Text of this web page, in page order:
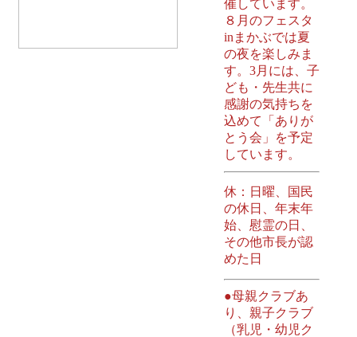
催しています。
８月のフェスタ
inまかぶでは夏
の夜を楽しみま
す。3月には、子
ども・先生共に
感謝の気持ちを
込めて「ありが
とう会」を予定
しています。
休：日曜、国民
の休日、年末年
始、慰霊の日、
その他市長が認
めた日
●母親クラブあ
り、親子クラブ
（乳児・幼児ク